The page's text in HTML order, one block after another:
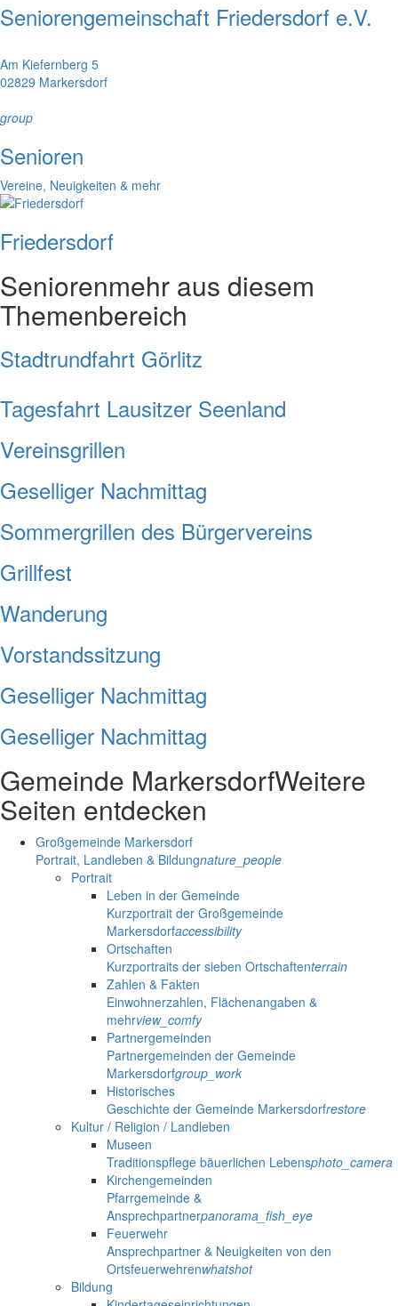
Seniorengemeinschaft Friedersdorf e.V.
Am Kiefernberg 5
02829 Markersdorf
group
Senioren
Vereine, Neuigkeiten & mehr
Friedersdorf
Seniorenmehr aus diesem
Themenbereich
Stadtrundfahrt Görlitz
Tagesfahrt Lausitzer Seenland
Vereinsgrillen
Geselliger Nachmittag
Sommergrillen des Bürgervereins
Grillfest
Wanderung
Vorstandssitzung
Geselliger Nachmittag
Geselliger Nachmittag
Gemeinde MarkersdorfWeitere
Seiten entdecken
Großgemeinde Markersdorf
Portrait, Landleben & Bildungnature_people
Portrait
Leben in der Gemeinde
Kurzportrait der Großgemeinde
Markersdorfaccessibility
Ortschaften
Kurzportraits der sieben Ortschaftenterrain
Zahlen & Fakten
Einwohnerzahlen, Flächenangaben &
mehrview_comfy
Partnergemeinden
Partnergemeinden der Gemeinde
Markersdorfgroup_work
Historisches
Geschichte der Gemeinde Markersdorfrestore
Kultur / Religion / Landleben
Museen
Traditionspflege bäuerlichen Lebensphoto_camera
Kirchengemeinden
Pfarrgemeinde &
Ansprechpartnerpanorama_fish_eye
Feuerwehr
Ansprechpartner & Neuigkeiten von den
Ortsfeuerwehrenwhatshot
Bildung